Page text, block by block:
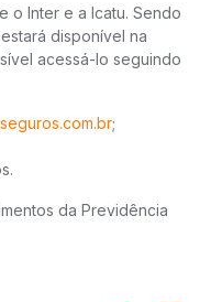
o Inter e a Icatu. Sendo
disponível na
acessá-lo seguindo
;
da Previdência